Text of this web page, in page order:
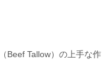
Beef Tallow）の上手な作